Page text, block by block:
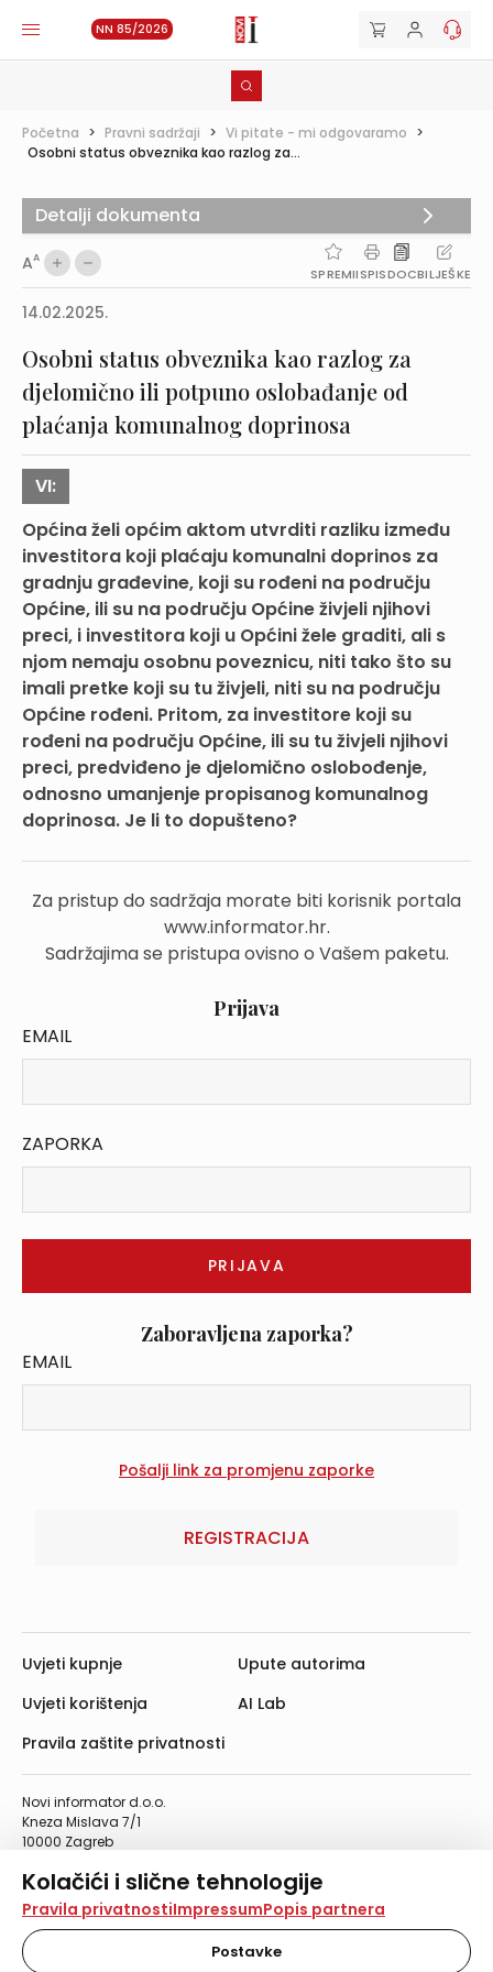
Kolačići i slične tehnologije
Na našoj web stranici koristimo kolačiće i slične
tehnologije za pohranu, čitanje i obradu informacija na
vašem uređaju. Time poboljšavamo korisničko iskustvo,
analiziramo promet na stranici te prikazujemo sadržaje i
Pravila privatnostiImpressumPopis partnera
Postavke
NN 85/2026
Početna > Pravni sadržaji > Vi pitate - mi odgovaramo >
Osobni status obveznika kao razlog za...
AA
SPREMIISPISDOCBILJEŠKE
14.02.2025.
Osobni status obveznika kao razlog za
djelomično ili potpuno oslobađanje od
plaćanja komunalnog doprinosa
VI:
Općina želi općim aktom utvrditi razliku između
investitora koji plaćaju komunalni doprinos za
gradnju građevine, koji su rođeni na području
Općine, ili su na području Općine živjeli njihovi
preci, i investitora koji u Općini žele graditi, ali s
njom nemaju osobnu poveznicu, niti tako što su
imali pretke koji su tu živjeli, niti su na području
Općine rođeni. Pritom, za investitore koji su
rođeni na području Općine, ili su tu živjeli njihovi
preci, predviđeno je djelomično oslobođenje,
odnosno umanjenje propisanog komunalnog
doprinosa. Je li to dopušteno?
Za pristup do sadržaja morate biti korisnik portala
www.informator.hr.
Sadržajima se pristupa ovisno o Vašem paketu.
Prijava
EMAIL
ZAPORKA
Zaboravljena zaporka?
EMAIL
REGISTRACIJA
Detalji dokumenta
Novi informator d.o.o.
Kneza Mislava 7/1
10000 Zagreb
Telefaks: 01/4612-553
info@informator.hr
PRATITE NAS:
Uvjeti kupnje
Uvjeti korištenja
Pravila zaštite privatnosti
Upute autorima
AI Lab